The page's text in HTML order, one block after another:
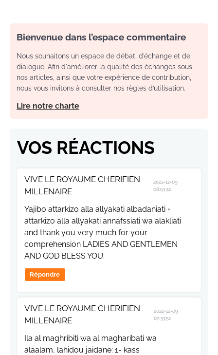
Bienvenue dans l’espace commentaire
Nous souhaitons un espace de débat, d’échange et de
dialogue. Afin d'améliorer la qualité des échanges sous
nos articles, ainsi que votre expérience de contribution,
nous vous invitons à consulter nos règles d’utilisation.
Lire notre charte
VOS RÉACTIONS
VIVE LE ROYAUME CHERIFIEN
MILLENAIRE
2022-12-09
08:53:42
Yajibo attarkizo alla allyakati albadaniati +
attarkizo alla allyakati annafssiati wa alakliati
and thank you very much for your
comprehension LADIES AND GENTLEMEN
AND GOD BLESS YOU.
Répondre
VIVE LE ROYAUME CHERIFIEN
MILLENAIRE
2022-12-09
07:33:52
Ila al maghribiti wa al magharibati wa
alaalam, lahidou jaidane: 1- kass